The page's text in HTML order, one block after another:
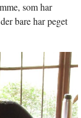
som har
bare har peget